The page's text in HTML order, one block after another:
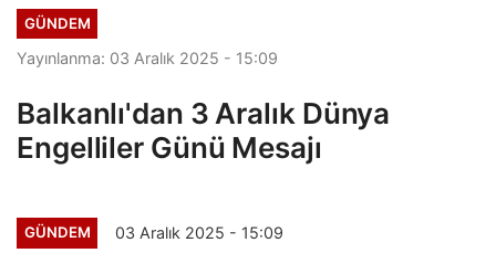
GÜNDEM
Yayınlanma: 03 Aralık 2025 - 15:09
Balkanlı'dan 3 Aralık Dünya
Engelliler Günü Mesajı
GÜNDEM 03 Aralık 2025 - 15:09